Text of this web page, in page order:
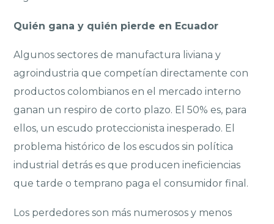
Quién gana y quién pierde en Ecuador
Algunos sectores de manufactura liviana y
agroindustria que competían directamente con
productos colombianos en el mercado interno
ganan un respiro de corto plazo. El 50% es, para
ellos, un escudo proteccionista inesperado. El
problema histórico de los escudos sin política
industrial detrás es que producen ineficiencias
que tarde o temprano paga el consumidor final.
Los perdedores son más numerosos y menos